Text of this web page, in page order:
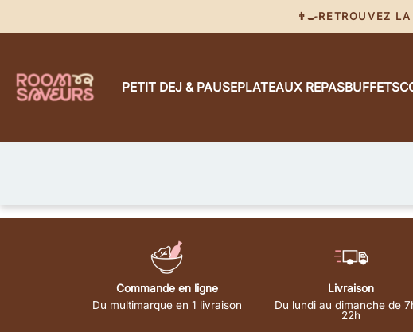
👨‍🍳RETROUVEZ
PETIT DEJ & PAUSEPLATEAUX REPASBUFFETS
Commande en ligne
Du multimarque en 1 livraison
Livraison
Du lundi au dimanche de
22h